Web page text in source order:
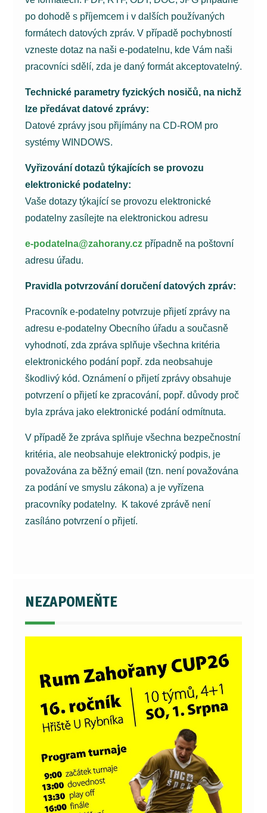
po dohodě s příjemcem i v dalších používaných
formátech datových zpráv. V případě pochybností
vzneste dotaz na naši e-podatelnu, kde Vám naši
pracovníci sdělí, zda je daný formát akceptovatelný.
Technické parametry fyzických nosičů, na nichž
lze předávat datové zprávy:
Datové zprávy jsou přijímány na CD-ROM pro
systémy WINDOWS.
Vyřizování dotazů týkajících se provozu
elektronické podatelny:
Vaše dotazy týkající se provozu elektronické
podatelny zasílejte na elektronickou adresu
e-podatelna@zahorany.czpřípadně na poštovní
adresu úřadu.
Pravidla potvrzování doručení datových zpráv:
Pracovník e-podatelny potvrzuje přijetí zprávy na
adresu e-podatelny Obecního úřadu a současně
vyhodnotí, zda zpráva splňuje všechna kritéria
elektronického podání popř. zda neobsahuje
škodlivý kód. Oznámení o přijetí zprávy obsahuje
potvrzení o přijetí ke zpracování, popř. důvody proč
byla zpráva jako elektronické podání odmítnuta.
V případě že zpráva splňuje všechna bezpečnostní
kritéria, ale neobsahuje elektronický podpis, je
považována za běžný email (tzn. není považována
za podání ve smyslu zákona) a je vyřízena
pracovníky podatelny. K takové zprávě není
zasíláno potvrzení o přijetí.
NEZAPOMEŇTE